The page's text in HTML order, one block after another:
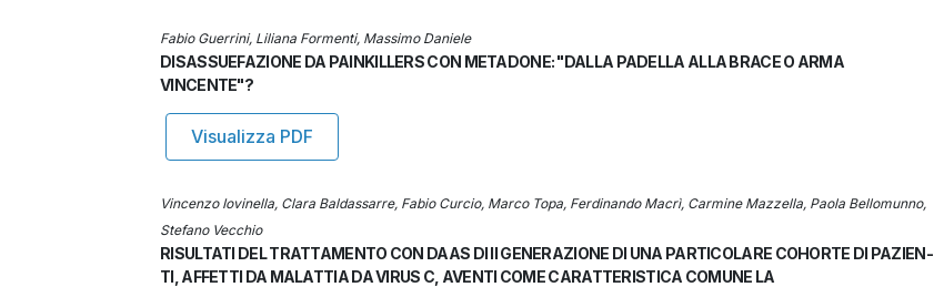
Fabio Guerrini, Liliana Formenti, Massimo Daniele
DISASSUEFAZIONE DA PAINKILLERS CON METADONE: "DALLA PADELLA ALLA BRACE O ARMA
VINCENTE"?
Visualizza PDF
Vincenzo Iovinella, Clara Baldassarre, Fabio Curcio, Marco Topa, Ferdinando Macrì, Carmine Mazzella, Paola Bellomunno,
Stefano Vecchio
RISULTATI DEL TRATTAMENTO CON DAAS DI II GENERAZIONE DI UNA PARTICOLARE COHORTE DI PAZIEN­
TI, AFFETTI DA MALATTIA DA VIRUS C, AVENTI COME CARATTERISTICA COMUNE LA